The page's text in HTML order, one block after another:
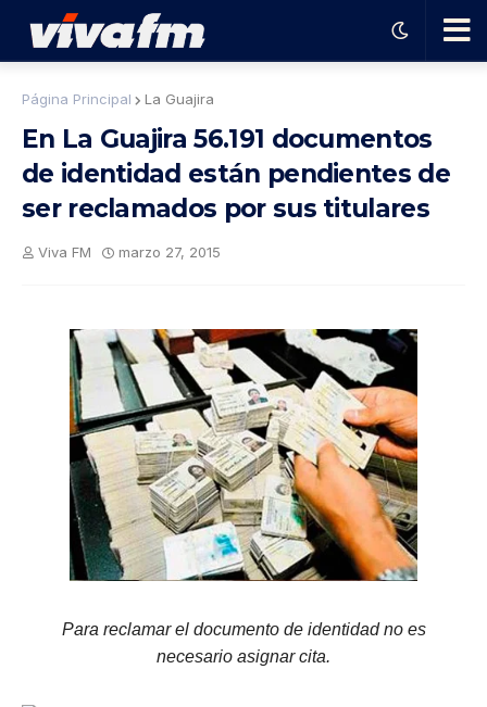
Ha
ble
el
pro
gra
ma
Página Principal La Guajira
En La Guajira 56.191 documentos
de identidad están pendientes de
ser reclamados por sus titulares
Viva FM marzo 27, 2015
Para reclamar el documento de identidad no es
necesario asignar cita.